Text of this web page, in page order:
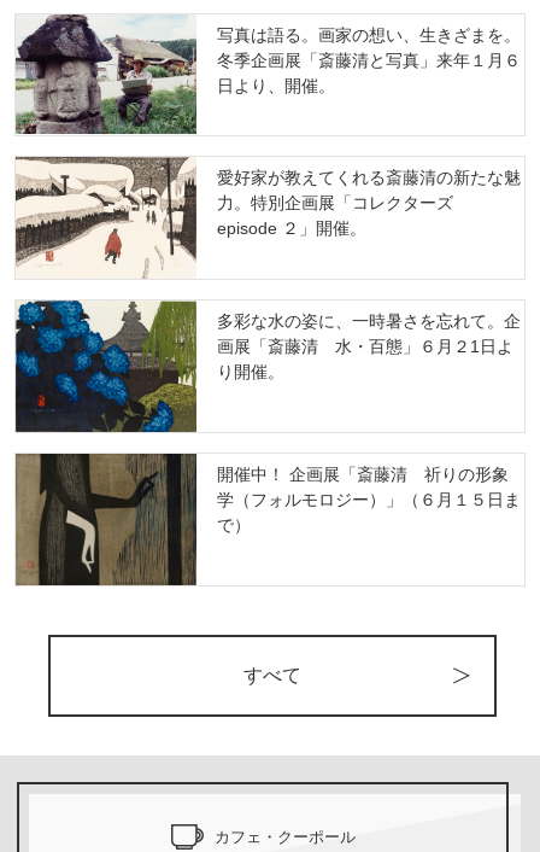
写真は語る。画家の想い、生きざまを。
冬季企画展「斎藤清と写真」来年１月６
日より、開催。
愛好家が教えてくれる斎藤清の新たな魅
力。特別企画展「コレクターズ
episode ２」開催。
多彩な水の姿に、一時暑さを忘れて。企
画展「斎藤清 水・百態」６月２1日よ
り開催。
開催中！ 企画展「斎藤清 祈りの形象
学（フォルモロジー）」（６月１５日ま
で）
すべて
カフェ・クーポール